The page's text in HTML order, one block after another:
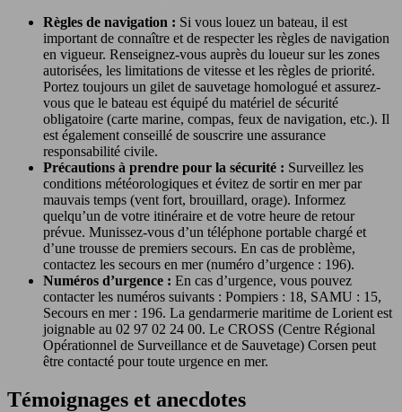
Règles de navigation : Si vous louez un bateau, il est
important de connaître et de respecter les règles de navigation
en vigueur. Renseignez-vous auprès du loueur sur les zones
autorisées, les limitations de vitesse et les règles de priorité.
Portez toujours un gilet de sauvetage homologué et assurez-
vous que le bateau est équipé du matériel de sécurité
obligatoire (carte marine, compas, feux de navigation, etc.). Il
est également conseillé de souscrire une assurance
responsabilité civile.
Précautions à prendre pour la sécurité : Surveillez les
conditions météorologiques et évitez de sortir en mer par
mauvais temps (vent fort, brouillard, orage). Informez
quelqu’un de votre itinéraire et de votre heure de retour
prévue. Munissez-vous d’un téléphone portable chargé et
d’une trousse de premiers secours. En cas de problème,
contactez les secours en mer (numéro d’urgence : 196).
Numéros d’urgence : En cas d’urgence, vous pouvez
contacter les numéros suivants : Pompiers : 18, SAMU : 15,
Secours en mer : 196. La gendarmerie maritime de Lorient est
joignable au 02 97 02 24 00. Le CROSS (Centre Régional
Opérationnel de Surveillance et de Sauvetage) Corsen peut
être contacté pour toute urgence en mer.
Témoignages et anecdotes